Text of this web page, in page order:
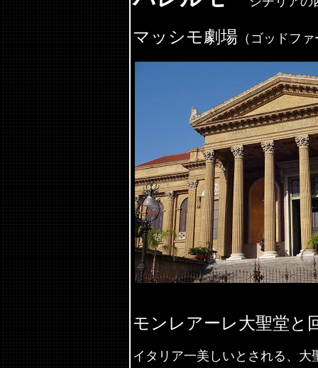
マッシモ劇場 （ゴッドフ
モンレアーレ大聖堂と
イタリア一美しいとされる、